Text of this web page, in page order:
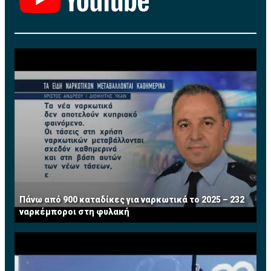
Πάνω από 900 καταδίκες για ναρκωτικά το 2025 – 232
ναρκέμποροι στη φυλακή